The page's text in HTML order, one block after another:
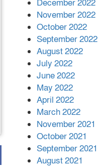
December 2022
November 2022
October 2022
September 2022
August 2022
July 2022
June 2022
May 2022
April 2022
March 2022
November 2021
October 2021
September 2021
August 2021